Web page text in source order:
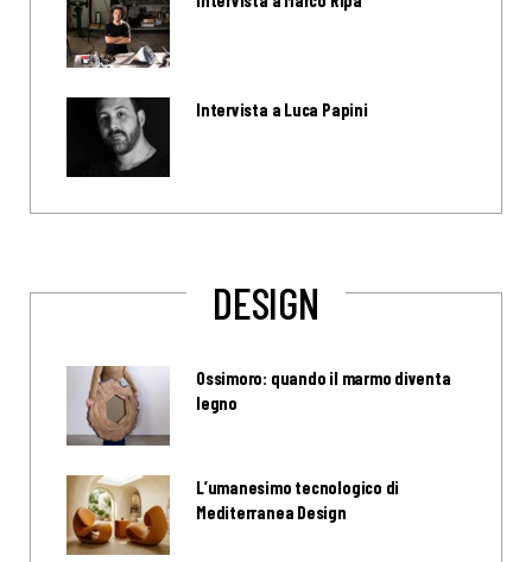
Intervista a Luca Papini
DESIGN
Ossimoro: quando il marmo diventa
legno
L’umanesimo tecnologico di
Mediterranea Design